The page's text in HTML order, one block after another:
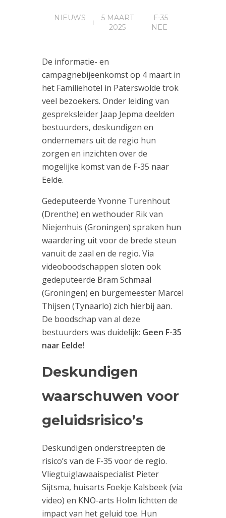
5 MAART
2025
F-35
NEE
NIEUWS
De informatie- en
campagnebijeenkomst op 4 maart in
het Familiehotel in Paterswolde trok
veel bezoekers. Onder leiding van
gespreksleider Jaap Jepma deelden
bestuurders, deskundigen en
ondernemers uit de regio hun
zorgen en inzichten over de
mogelijke komst van de F-35 naar
Eelde.
Gedeputeerde Yvonne Turenhout
(Drenthe) en wethouder Rik van
Niejenhuis (Groningen) spraken hun
waardering uit voor de brede steun
vanuit de zaal en de regio. Via
videoboodschappen sloten ook
gedeputeerde Bram Schmaal
(Groningen) en burgemeester Marcel
Thijsen (Tynaarlo) zich hierbij aan.
De boodschap van al deze
bestuurders was duidelijk: Geen F-35
naar Eelde!
Deskundigen
waarschuwen voor
geluidsrisico’s
Deskundigen onderstreepten de
risico’s van de F-35 voor de regio.
Vliegtuiglawaaispecialist Pieter
Sijtsma, huisarts Foekje Kalsbeek (via
video) en KNO-arts Holm lichtten de
impact van het geluid toe. Hun